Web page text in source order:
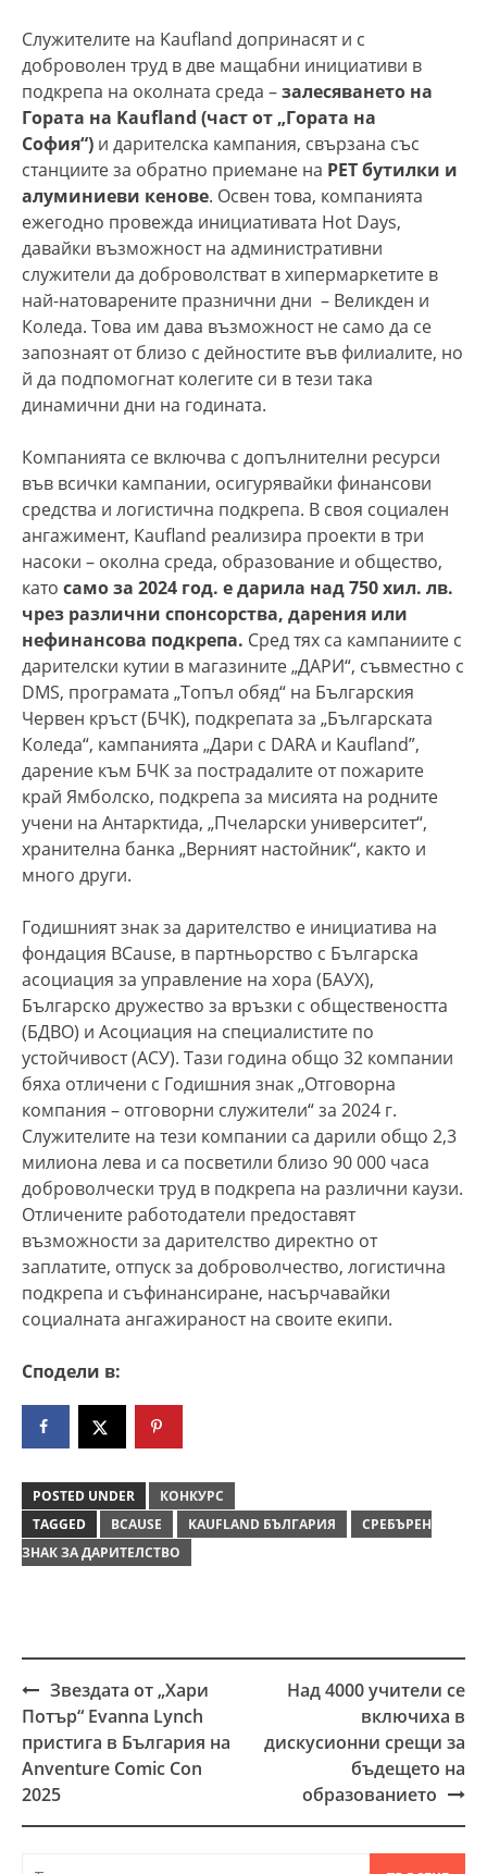
Служителите на Kaufland допринасят и с
доброволен труд в две мащабни инициативи в
подкрепа на околната среда –залесяването на
Гората на Kaufland (част от „Гората на
София“) и дарителска кампания, свързана със
станциите за обратно приемане на PET бутилки и
алуминиеви кенове. Освен това, компанията
ежегодно провежда инициативата Hot Days,
давайки възможност на административни
служители да доброволстват в хипермаркетите в
най-натоварените празнични дни – Великден и
Коледа. Това им дава възможност не само да се
запознаят от близо с дейностите във филиалите, но
й да подпомогнат колегите си в тези така
динамични дни на годината.
Компанията се включва с допълнителни ресурси
във всички кампании, осигурявайки финансови
средства и логистична подкрепа. В своя социален
ангажимент, Kaufland реализира проекти в три
насоки – околна среда, образование и общество,
като само за 2024 год. е дарила над 750 хил. лв.
чрез различни спонсорства, дарения или
нефинансова подкрепа. Сред тях са кампаниите с
дарителски кутии в магазините „ДАРИ“, съвместно с
DMS, програмата „Топъл обяд“ на Българския
Червен кръст (БЧК), подкрепата за „Българската
Коледа“, кампанията „Дари с DARA и Kaufland”,
дарение към БЧК за пострадалите от пожарите
край Ямболско, подкрепа за мисията на родните
учени на Антарктида, „Пчеларски университет“,
хранителна банка „Верният настойник“, както и
много други.
Годишният знак за дарителство е инициатива на
фондация BCause, в партньорство с Българска
асоциация за управление на хора (БАУХ),
Българско дружество за връзки с обществеността
(БДВО) и Асоциация на специалистите по
устойчивост (АСУ). Тази година общо 32 компании
бяха отличени с Годишния знак „Отговорна
компания – отговорни служители“ за 2024 г.
Служителите на тези компании са дарили общо 2,3
милиона лева и са посветили близо 90 000 часа
доброволчески труд в подкрепа на различни каузи.
Отличените работодатели предоставят
възможности за дарителство директно от
заплатите, отпуск за доброволчество, логистична
подкрепа и съфинансиране, насърчавайки
социалната ангажираност на своите екипи.
Сподели в:
POSTED UNDER
КОНКУРС
TAGGED
BCAUSE KAUFLAND БЪЛГАРИЯ
СРЕБЪРЕН
ЗНАК ЗА ДАРИТЕЛСТВО
Post
navigation
Звездата от „Хари
Потър“ Еvanna Lynch
пристига в България на
Anventure Comic Con
2025
Над 4000 учители се
включиха в
дискусионни срещи за
бъдещето на
образованието
Търсене